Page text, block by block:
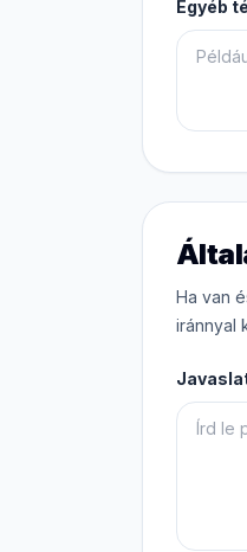
Egyéb
Ha van
iránnyal